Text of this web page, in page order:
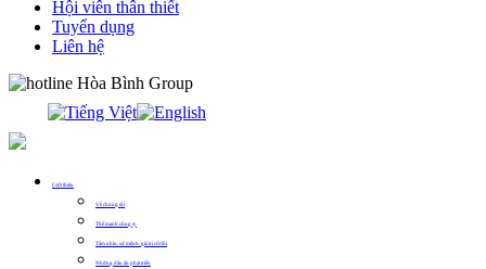
Hội viên thân thiết
Tuyển dụng
Liên hệ
Giới thiệu
Về chúng tôi
Thế mạnh công ty
Tầm nhìn, sứ mệnh, giá trị cốt lõi
Những dấu ấn phát triển